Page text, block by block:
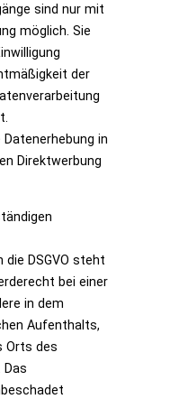
sind nur mit
möglich. Sie
der
in
Direktwerbung
die DSGVO steht
bei einer
in dem
Aufenthalts,
Orts des